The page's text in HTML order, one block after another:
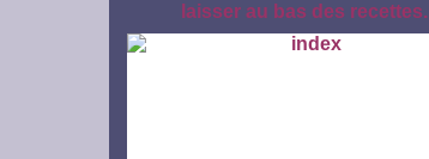
laisser au bas des recettes.